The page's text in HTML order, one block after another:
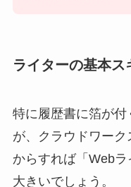
ライターの基本ス
特に履歴書に箔が
が、クラウドワー
からすれば「Web
大きいでしょう。